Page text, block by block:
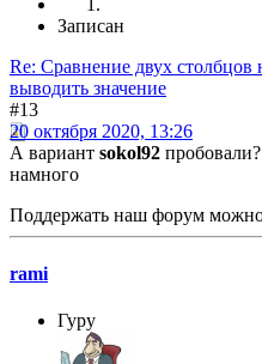
Записан
Re: Сравнение двух столбцов
выводить значение
#13
20 октября 2020, 13:26
А вариант sokol92
намного
Поддержать наш форум
rami
Гуру